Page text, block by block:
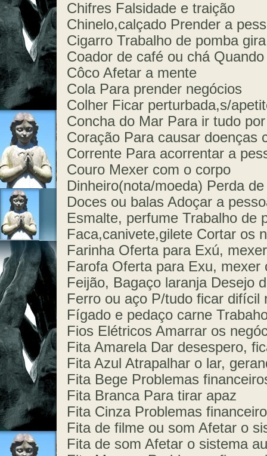
Chifres Falsidade e traição
Chinelo,calçado Prender a
Cigarro Trabalho de pomba
Coador de café ou chá
Côco Afetar a mente
Cola Para prender negócios
Colher Ficar perturbada,s/
Concha do Mar Para ir tudo
Coração Para causar doenças
Corrente Para acorrentar a
Couro Mexer com o corpo
Dinheiro(nota/moeda) Perda
Doces ou balas Adoçar a
Esmalte, perfume Trabalho de
Faca,canivete,gilete Cortar os
Farinha Oferta para Exú,
Farofa Oferta para Exu, mexer
Feijão, Bagaço laranja Desejo
Ferro ou aço P/tudo ficar difícil
Fígado e pedaço carne
Fios Elétricos Amarrar os
Fita Amarela Dar desespero,
Fita Azul Atrapalhar o lar,
Fita Bege Problemas
Fita Branca Para tirar apaz
Fita Cinza Problemas
Fita de filme ou som Afetar o
Fita de som Afetar o sistema